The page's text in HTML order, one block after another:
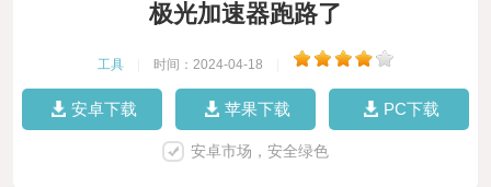
极光加速器跑路了
工具 时间：2024-04-18
安卓下载 苹果下载 PC下载
安卓市场，安全绿色